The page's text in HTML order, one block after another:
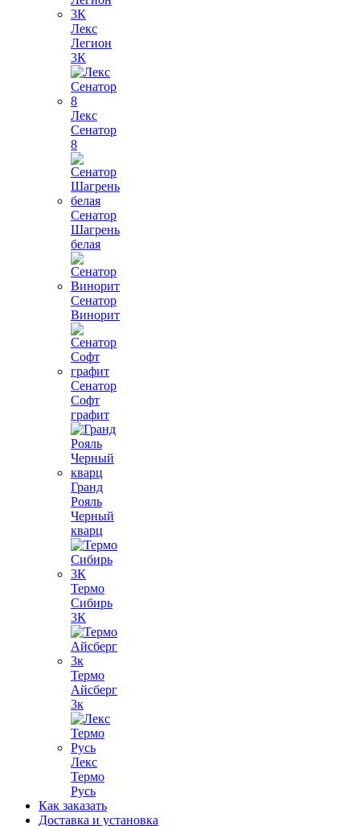
Лекс
Легион
3К
Лекс
Сенатор
8
Сенатор
Шагрень
белая
Сенатор
Винорит
Сенатор
Софт
графит
Гранд
Рояль
Черный
кварц
Термо
Сибирь
3К
Термо
Айсберг
3к
Лекс
Термо
Русь
Как заказать
Доставка и установка